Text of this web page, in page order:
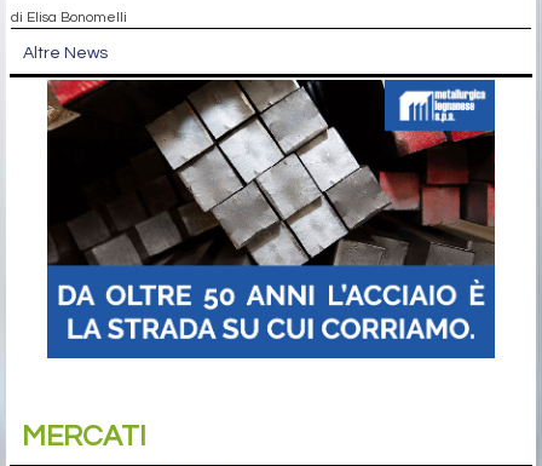
di Elisa Bonomelli
Altre News
MERCATI